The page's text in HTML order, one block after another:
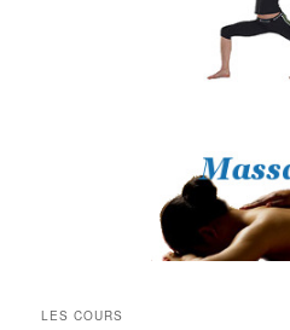
LES COURS